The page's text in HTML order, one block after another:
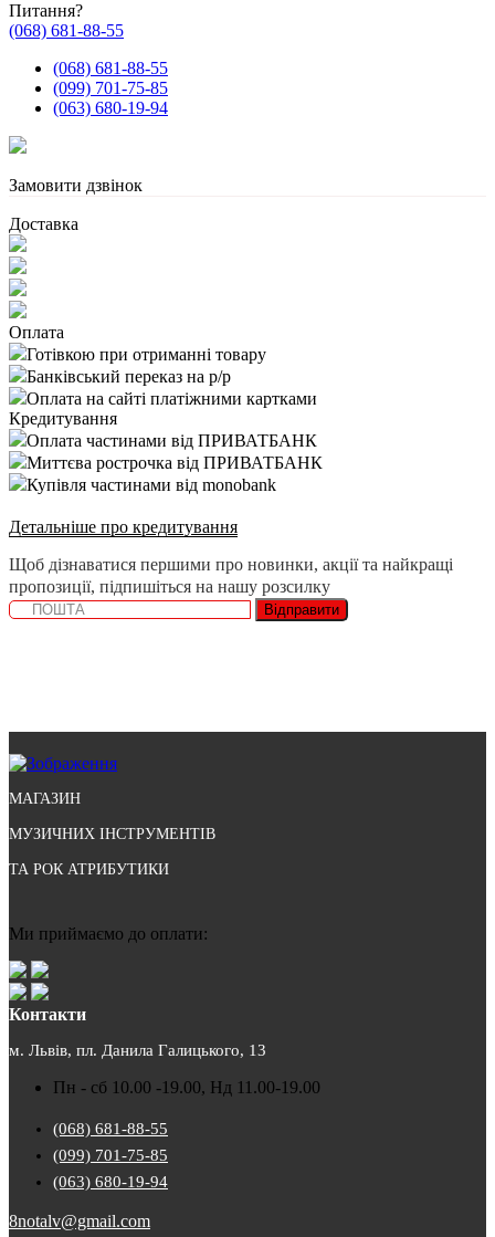
Питання?
(068) 681-88-55
(068) 681-88-55
(099) 701-75-85
(063) 680-19-94
Замовити дзвінок
Доставка
Оплата
Готівкою при отриманні товару
Банківський переказ на р/р
Оплата на сайті платіжними картками
Кредитування
Оплата частинами від ПРИВАТБАНК
Миттєва рострочка від ПРИВАТБАНК
Купівля частинами від monobank
Детальніше про кредитування
Щоб дізнаватися першими про новинки, акції та найкращі
пропозиції, підпишіться на нашу розсилку
Відправити
МАГАЗИН
МУЗИЧНИХ ІНСТРУМЕНТІВ
ТА РОК АТРИБУТИКИ
Ми приймаємо до оплати:
Контакти
м. Львів, пл. Данила Галицького, 13
Пн - сб 10.00 -19.00, Нд 11.00-19.00
(068) 681-88-55
(099) 701-75-85
(063) 680-19-94
8notalv@gmail.com